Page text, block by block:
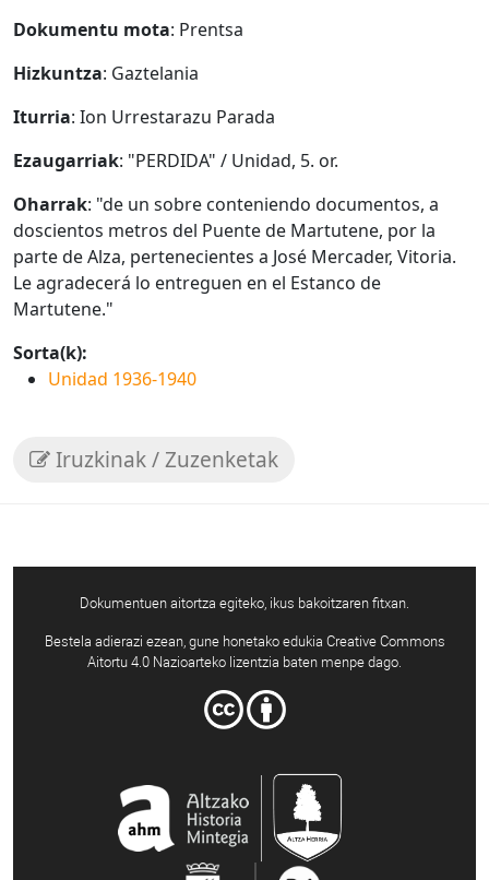
Dokumentu mota: Prentsa
Hizkuntza: Gaztelania
Iturria: Ion Urrestarazu Parada
Ezaugarriak: "PERDIDA" / Unidad, 5. or.
Oharrak: "de un sobre conteniendo documentos, a
doscientos metros del Puente de Martutene, por la
parte de Alza, pertenecientes a José Mercader, Vitoria.
Le agradecerá lo entreguen en el Estanco de
Martutene."
Sorta(k):
Unidad 1936-1940
Iruzkinak / Zuzenketak
Dokumentuen aitortza egiteko, ikus bakoitzaren fitxan.
Bestela adierazi ezean, gune honetako edukia Creative Commons
Aitortu 4.0 Nazioarteko lizentzia baten menpe dago.